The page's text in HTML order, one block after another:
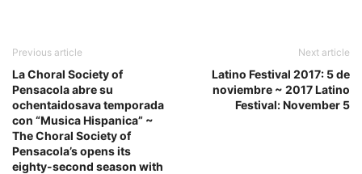
Previous article
La Choral Society of
Pensacola abre su
ochentaidosava temporada
con “Musica Hispanica” ~
The Choral Society of
Pensacola’s opens its
eighty-second season with
Next article
Latino Festival 2017: 5 de
noviembre ~ 2017 Latino
Festival: November 5